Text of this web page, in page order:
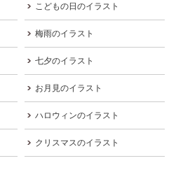
こどもの日のイラスト
梅雨のイラスト
七夕のイラスト
お月見のイラスト
ハロウィンのイラスト
クリスマスのイラスト